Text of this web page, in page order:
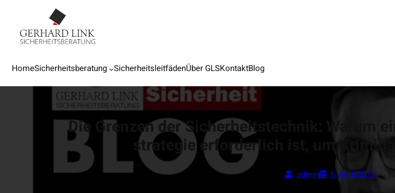
HomeSicherheitsberatung SicherheitsleitfädenÜber GLSKontaktBlog
Die Grenzen der Sicherheitstechnik: Warum
strategie erforderlich ist, um
admin 6. April 2023